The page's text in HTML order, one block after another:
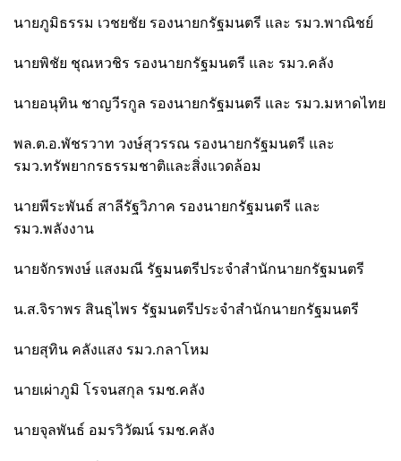
นายภูมิธรรม เวชยชัย รองนายกรัฐมนตรี และ รมว.พาณิชย์
นายพิชัย ชุณหวชิร รองนายกรัฐมนตรี และ รมว.คลัง
นายอนุทิน ชาญวีรกูล รองนายกรัฐมนตรี และ รมว.มหาดไทย
พล.ต.อ.พัชรวาท วงษ์สุวรรณ รองนายกรัฐมนตรี และ
รมว.ทรัพยากรธรรมชาติและสิ่งแวดล้อม
นายพีระพันธ์ สาลีรัฐวิภาค รองนายกรัฐมนตรี และ
รมว.พลังงาน
นายจักรพงษ์ แสงมณี รัฐมนตรีประจำสำนักนายกรัฐมนตรี
น.ส.จิราพร สินธุไพร รัฐมนตรีประจำสำนักนายกรัฐมนตรี
นายสุทิน คลังแสง รมว.กลาโหม
นายเผ่าภูมิ โรจนสกุล รมช.คลัง
นายจุลพันธ์ อมรวิวัฒน์ รมช.คลัง